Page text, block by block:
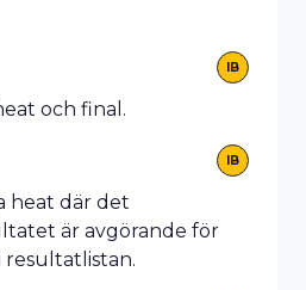
IB
och final.
IB
heat där det
är avgörande för
resultatlistan.